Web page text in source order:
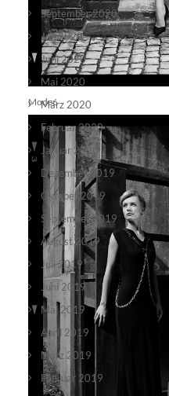
Mode6
September 2020
Juli 2020
Juni 2020
Mai 2020
März 2020
Februar 2020
Januar 2020
Dezember 2019
Oktober 2019
September 2019
August 2019
Juli 2019
Juni 2019
Mai 2019
April 2019
März 2019
Februar 2019